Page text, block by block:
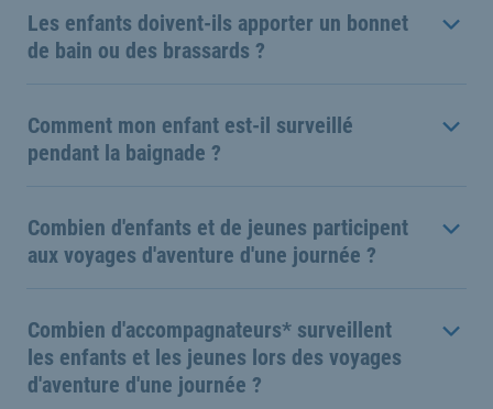
Les enfants doivent-ils apporter un bonnet
de bain ou des brassards ?
Comment mon enfant est-il surveillé
pendant la baignade ?
Combien d'enfants et de jeunes participent
aux voyages d'aventure d'une journée ?
Combien d'accompagnateurs* surveillent
les enfants et les jeunes lors des voyages
d'aventure d'une journée ?